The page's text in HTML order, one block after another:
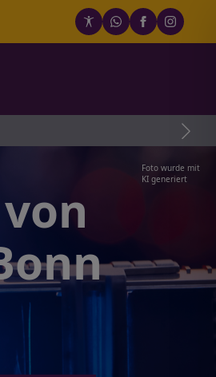
Foto wurde mit
KI generiert